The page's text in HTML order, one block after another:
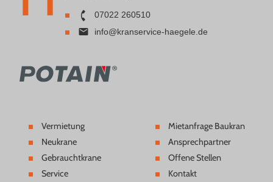
07022 260510
info@kranservice-haegele.de
Vermietung
Neukrane
Gebrauchtkrane
Service
Mietanfrage Baukran
Ansprechpartner
Offene Stellen
Kontakt